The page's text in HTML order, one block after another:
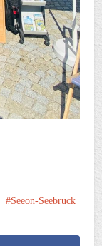
Seeon-Seebruck